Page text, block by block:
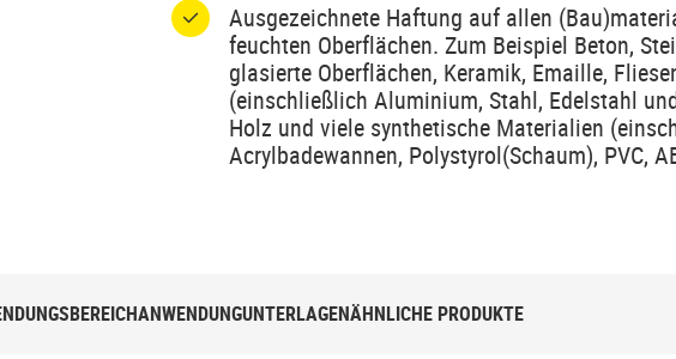
Ausgezeichnete Haftung auf allen
feuchten Oberflächen. Zum Beispiel Beton,
glasierte Oberflächen, Keramik, Emaille,
(einschließlich Aluminium, Stahl, Edelstahl
Holz und viele synthetische Materialien
Acrylbadewannen, Polystyrol(Schaum), PVC,
ANWENDUNGUNTERLAGENÄHNLICHE PRODUKTE